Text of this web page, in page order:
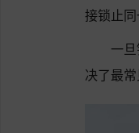
接锁止
一
决了最